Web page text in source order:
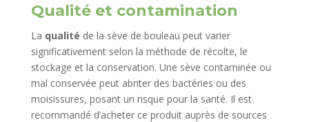
Qualité et contamination
La qualité de la sève de bouleau peut varier
significativement selon la méthode de récolte, le
stockage et la conservation. Une sève contaminée ou
mal conservée peut abriter des bactéries ou des
moisissures, posant un risque pour la santé. Il est
recommandé d’acheter ce produit auprès de sources